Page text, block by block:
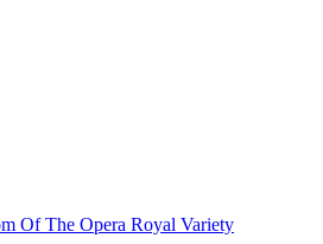
Of The Opera Royal Variety